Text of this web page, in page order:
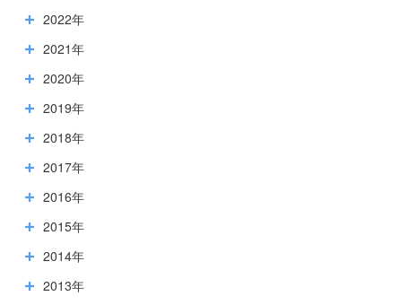
2022年
2021年
2020年
2019年
2018年
2017年
2016年
2015年
2014年
2013年